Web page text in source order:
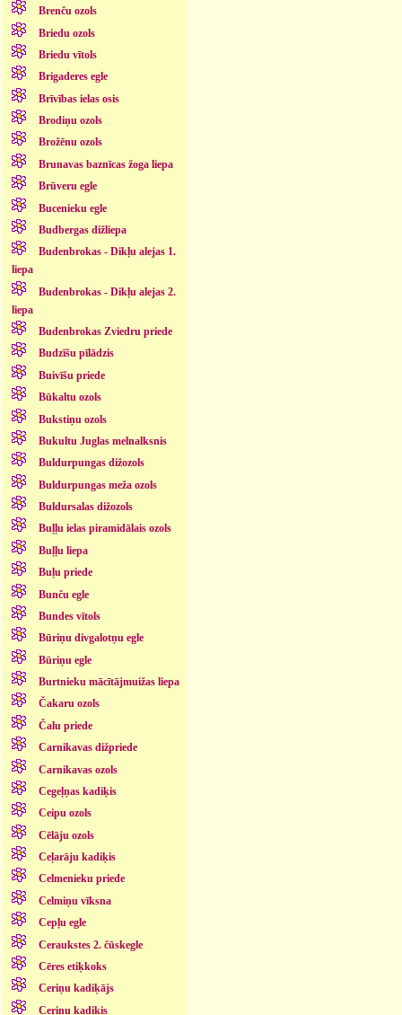
Brenču ozols
Briedu ozols
Briedu vītols
Brigaderes egle
Brīvības ielas osis
Brodiņu ozols
Brožēnu ozols
Brunavas baznīcas žoga liepa
Brūveru egle
Bucenieku egle
Budbergas dižliepa
Budenbrokas - Dikļu alejas 1.
liepa
Budenbrokas - Dikļu alejas 2.
liepa
Budenbrokas Zviedru priede
Budzīšu pīlādzis
Buivīšu priede
Būkaltu ozols
Bukstiņu ozols
Bukultu Juglas melnalksnis
Buldurpungas dižozols
Buldurpungas meža ozols
Buldursalas dižozols
Buļļu ielas piramidālais ozols
Buļļu liepa
Buļu priede
Bunču egle
Bundes vītols
Būriņu divgalotņu egle
Būriņu egle
Burtnieku mācītājmuižas liepa
Čakaru ozols
Čalu priede
Carnikavas dižpriede
Carnikavas ozols
Cegeļņas kadiķis
Ceipu ozols
Cēlāju ozols
Ceļarāju kadiķis
Celmenieku priede
Celmiņu vīksna
Cepļu egle
Ceraukstes 2. čūskegle
Cēres etiķkoks
Ceriņu kadiķājs
Ceriņu kadiķis